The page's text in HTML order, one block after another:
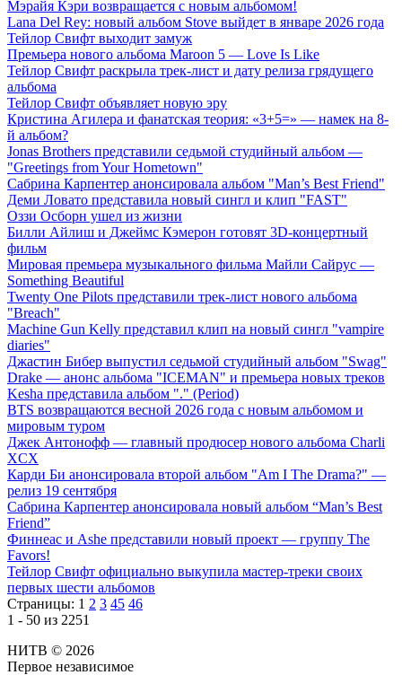
Мэрайя Кэри возвращается с новым альбомом!
Lana Del Rey: новый альбом Stove выйдет в январе 2026 года
Тейлор Свифт выходит замуж
Премьера нового альбома Maroon 5 — Love Is Like
Тейлор Свифт раскрыла трек-лист и дату релиза грядущего
альбома
Тейлор Свифт объявляет новую эру
Кристина Агилера и фанатская теория: «3+5=» — намек на 8-
й альбом?
Jonas Brothers представили седьмой студийный альбом —
"Greetings from Your Hometown"
Сабрина Карпентер анонсировала альбом "Man’s Best Friend"
Деми Ловато представила новый сингл и клип "FAST"
Оззи Осборн ушел из жизни
Билли Айлиш и Джеймс Кэмерон готовят 3D-концертный
фильм
Мировая премьера музыкального фильма Майли Сайрус —
Something Beautiful
Twenty One Pilots представили трек-лист нового альбома
"Breach"
Machine Gun Kelly представил клип на новый сингл "vampire
diaries"
Джастин Бибер выпустил седьмой студийный альбом "Swag"
Drake — анонс альбома "ICEMAN" и премьера новых треков
Kesha представила альбом "." (Period)
BTS возвращаются весной 2026 года с новым альбомом и
мировым туром
Джек Антонофф — главный продюсер нового альбома Charli
XCX
Карди Би анонсировала второй альбом "Am I The Drama?" —
релиз 19 сентября
Сабрина Карпентер анонсировала новый альбом “Man’s Best
Friend”
Финнеас и Ashe представили новый проект — группу The
Favors!
Тейлор Свифт официально выкупила мастер-треки своих
первых шести альбомов
Страницы: 1 2 3 45 46
1 - 50 из 2251
НИТВ © 2026
Первое независимое